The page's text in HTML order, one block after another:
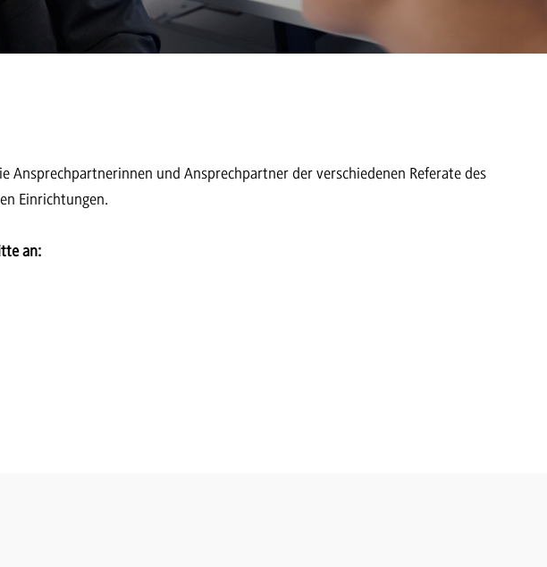
Ansprechpartnerinnen und Ansprechpartner der verschiedenen Referate des
Einrichtungen.
an: